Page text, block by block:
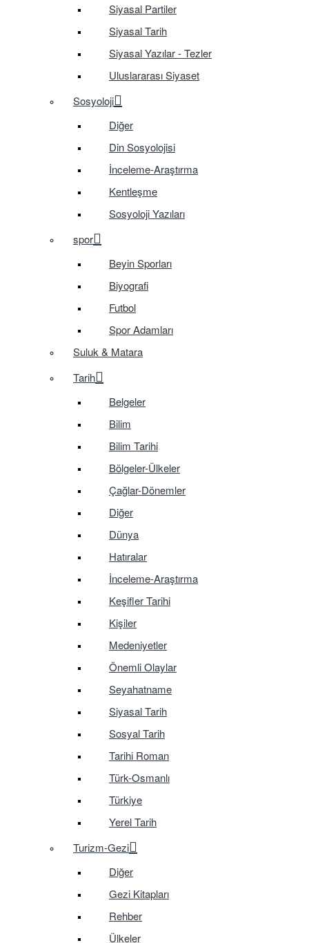
Siyasal Partiler
Siyasal Tarih
Siyasal Yazılar - Tezler
Uluslararası Siyaset
Sosyoloji
Diğer
Din Sosyolojisi
İnceleme-Araştırma
Kentleşme
Sosyoloji Yazıları
spor
Beyin Sporları
Biyografi
Futbol
Spor Adamları
Suluk & Matara
Tarih
Belgeler
Bilim
Bilim Tarihi
Bölgeler-Ülkeler
Çağlar-Dönemler
Diğer
Dünya
Hatıralar
İnceleme-Araştırma
Keşifler Tarihi
Kişiler
Medeniyetler
Önemli Olaylar
Seyahatname
Siyasal Tarih
Sosyal Tarih
Tarihi Roman
Türk-Osmanlı
Türkiye
Yerel Tarih
Turizm-Gezi
Diğer
Gezi Kitapları
Rehber
Ülkeler